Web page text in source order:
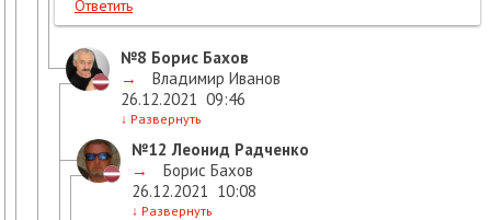
Ответить
№8 Борис Бахов
→
Владимир Иванов
26.12.2021 09:46
↓ Развернуть
№12 Леонид Радченко
→
Борис Бахов
26.12.2021 10:08
↓ Развернуть